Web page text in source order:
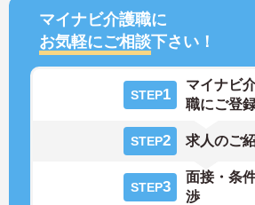
マイナビ介護職に
お気軽にご相談下さい！
STEP1
マイナビ
職にご登
STEP2 求人のご
STEP3
面接・条
渉